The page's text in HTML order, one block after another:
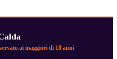
ai maggiori di 18 anni